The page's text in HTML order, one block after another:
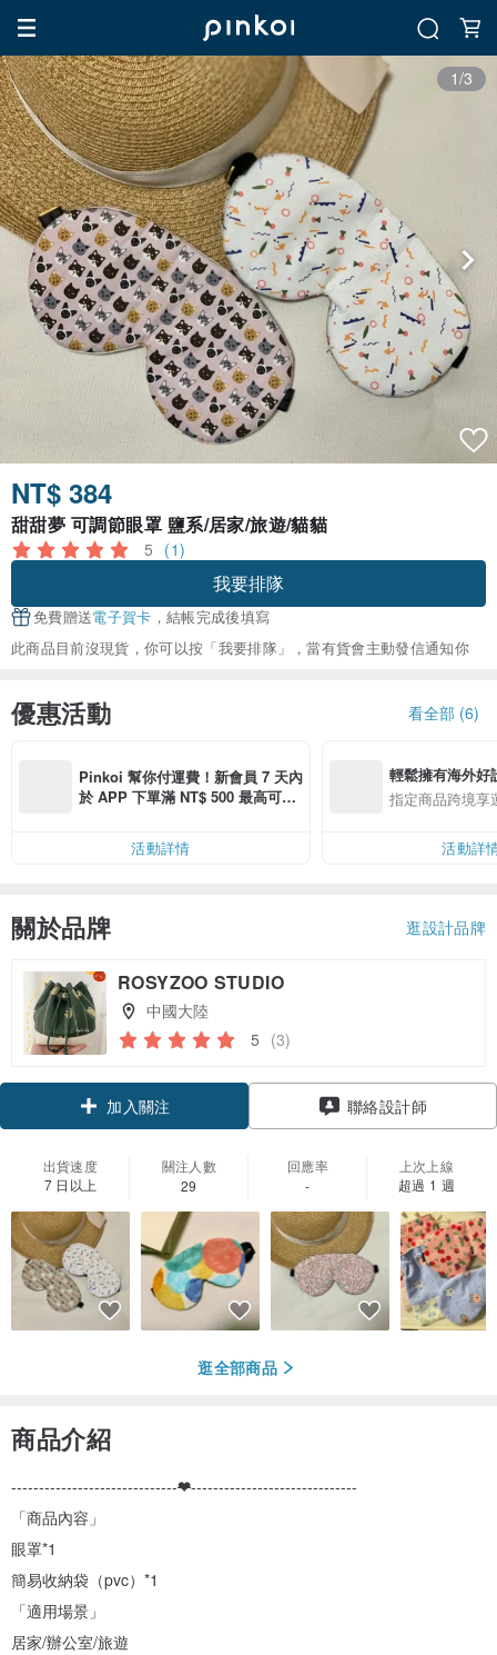
1/3
NT$ 384
甜甜夢 可調節眼罩 鹽系/居家/旅遊/貓貓
5 (1)
我要排隊
免費贈送電子賀卡 ，結帳完成後填寫
此商品目前沒現貨，你可以按「我要排隊」，當有貨會主動發信通知你
優惠活動 看全部 (6)
Pinkoi 幫你付運費！新會員 7 天內
於 APP 下單滿 NT$ 500 最高可折
活動詳情
輕鬆擁有海外好
指定商品跨境享
活動詳
關於品牌 逛設計品牌
ROSYZOO STUDIO
中國大陸
5 (3)
加入關注 聯絡設計師
出貨速度
7 日以上
關注人數
29
回應率
-
上次上線
超過 1 週
逛全部商品
商品介紹
------------------------------❤------------------------------
「商品內容」
眼罩*1
簡易收納袋（pvc）*1
「適用場景」
居家/辦公室/旅遊